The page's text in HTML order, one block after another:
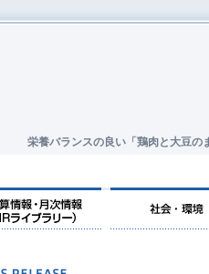
栄養バランスの良い「鶏肉と大豆の